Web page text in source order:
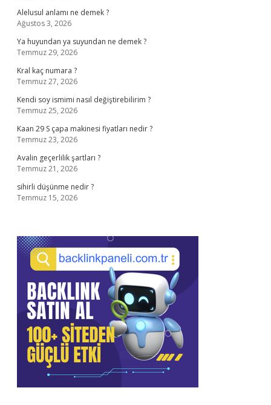
Alelusul anlamı ne demek ?
Ağustos 3, 2026
Ya huyundan ya suyundan ne demek ?
Temmuz 29, 2026
Kral kaç numara ?
Temmuz 27, 2026
Kendi soy ismimi nasıl değiştirebilirim ?
Temmuz 25, 2026
Kaan 29 S çapa makinesi fiyatları nedir ?
Temmuz 23, 2026
Avalin geçerlilik şartları ?
Temmuz 21, 2026
sihirli düşünme nedir ?
Temmuz 15, 2026